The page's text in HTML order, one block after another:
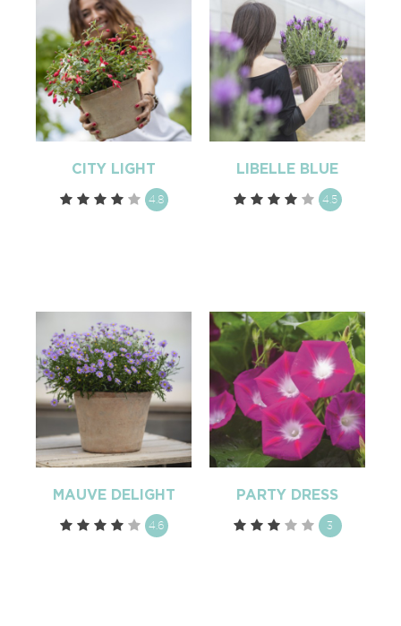
CITY LIGHT
4.8
LIBELLE BLUE
4.5
MAUVE DELIGHT
4.6
PARTY DRESS
3